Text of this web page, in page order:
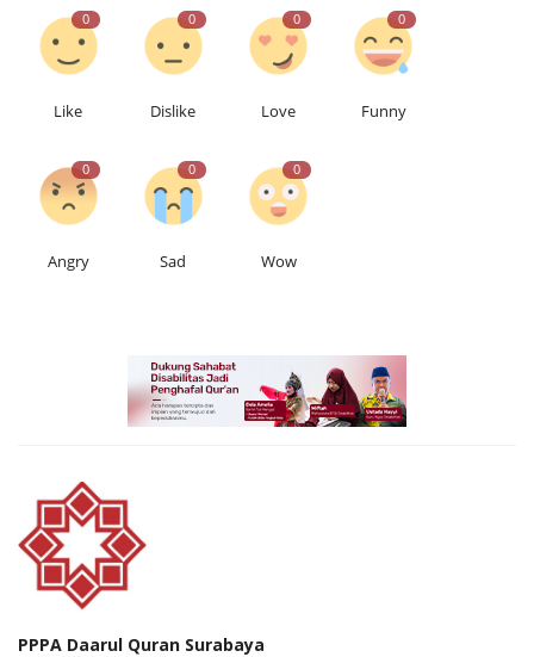
0
Like
0
Dislike
0
Love
0
Funny
0
Angry
0
Sad
0
Wow
PPPA Daarul Quran Surabaya